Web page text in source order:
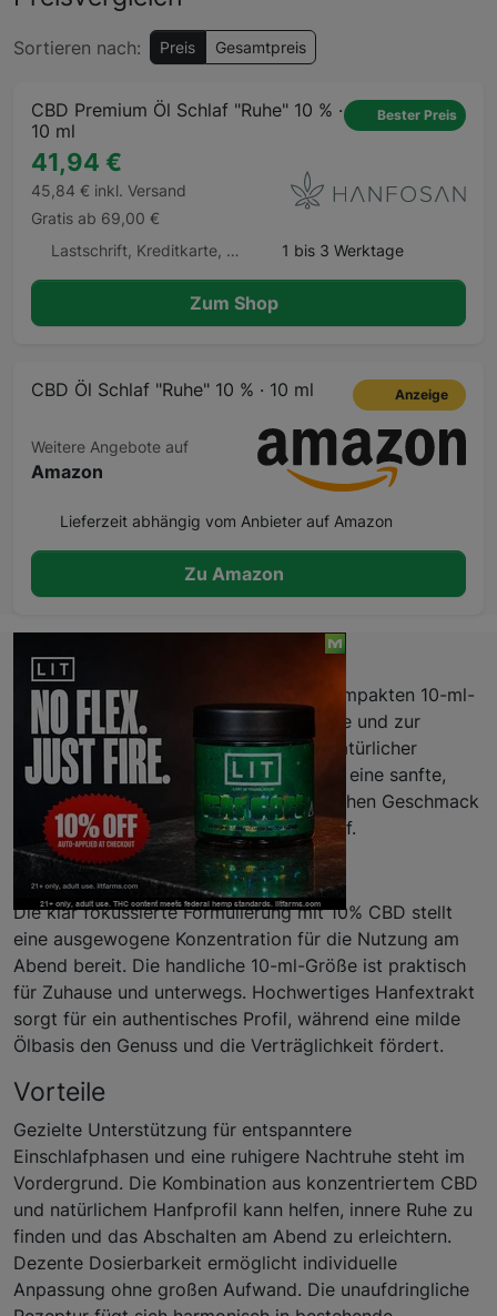
Sortieren nach: Preis Gesamtpreis
CBD Premium Öl Schlaf "Ruhe" 10 % ·
10 ml
Bester Preis
41,94 €
45,84 € inkl. Versand
Gratis ab 69,00 €
Lastschrift, Kreditkarte, Apple Pay, Google Pay
1 bis 3 Werktage
Zum Shop
CBD Öl Schlaf "Ruhe" 10 % · 10 ml Anzeige
Weitere Angebote auf
Amazon
Lieferzeit abhängig vom Anbieter auf Amazon
Zu Amazon
Hochkonzentriertes CBD-Öl in einer kompakten 10-ml-
Flasche, entwickelt für die Abendroutine und zur
Unterstützung ruhiger Schlafphasen. Natürlicher
Hanfextrakt mit 10% Cannabidiol bietet eine sanfte,
entspannende Wirkung ohne aufdringlichen Geschmack
und passt unauffällig in den Tagesablauf.
Eigenschaften
Die klar fokussierte Formulierung mit 10% CBD stellt
eine ausgewogene Konzentration für die Nutzung am
Abend bereit. Die handliche 10-ml-Größe ist praktisch
für Zuhause und unterwegs. Hochwertiges Hanfextrakt
sorgt für ein authentisches Profil, während eine milde
Ölbasis den Genuss und die Verträglichkeit fördert.
Vorteile
Gezielte Unterstützung für entspanntere
Einschlafphasen und eine ruhigere Nachtruhe steht im
Vordergrund. Die Kombination aus konzentriertem CBD
und natürlichem Hanfprofil kann helfen, innere Ruhe zu
finden und das Abschalten am Abend zu erleichtern.
Dezente Dosierbarkeit ermöglicht individuelle
Anpassung ohne großen Aufwand. Die unaufdringliche